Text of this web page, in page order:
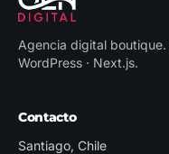
Agencia digital boutique.
WordPress · Next.js.
Contacto
Santiago, Chile